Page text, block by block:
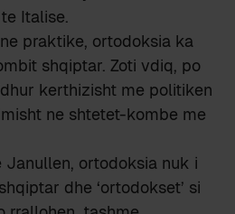
Italise.
praktike, ortodoksia ka
shqiptar. Zoti vdiq, po
kerthizisht me politiken
ne shtetet-kombe me
Janullen, ortodoksia nuk i
dhe ‘ortodokset’ si